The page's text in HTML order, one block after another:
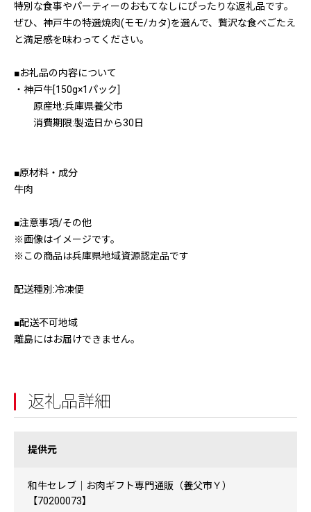
特別な食事やパーティーのおもてなしにぴったりな返礼品です。
ぜひ、神戸牛の特選焼肉(モモ/カタ)を選んで、贅沢な食べごたえ
と満足感を味わってください。
■お礼品の内容について
・神戸牛[150g×1パック]
原産地:兵庫県養父市
消費期限:製造日から30日
■原材料・成分
牛肉
■注意事項/その他
※画像はイメージです。
※この商品は兵庫県地域資源認定品です
配送種別:冷凍便
■配送不可地域
離島にはお届けできません。
返礼品詳細
提供元
和牛セレブ｜お肉ギフト専門通販（養父市Ｙ）
【70200073】